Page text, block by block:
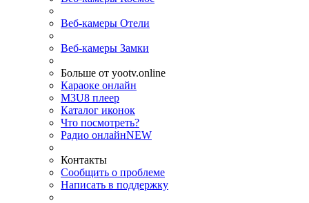
Веб-камеры Отели
Веб-камеры Замки
Больше от yootv.online
Караоке онлайн
M3U8 плеер
Каталог иконок
Что посмотреть?
Радио онлайнNEW
Контакты
Сообщить о проблеме
Написать в поддержку